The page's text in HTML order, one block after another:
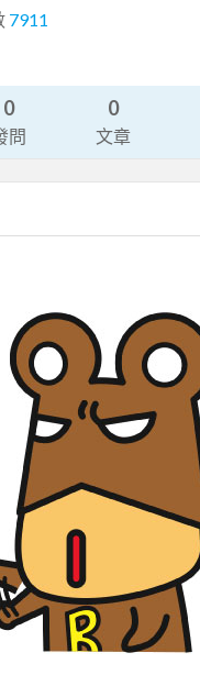
7911
0
問
0
文章